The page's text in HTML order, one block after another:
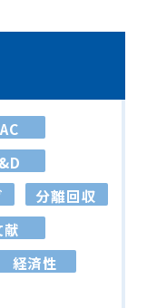
分離回収
献
経済性